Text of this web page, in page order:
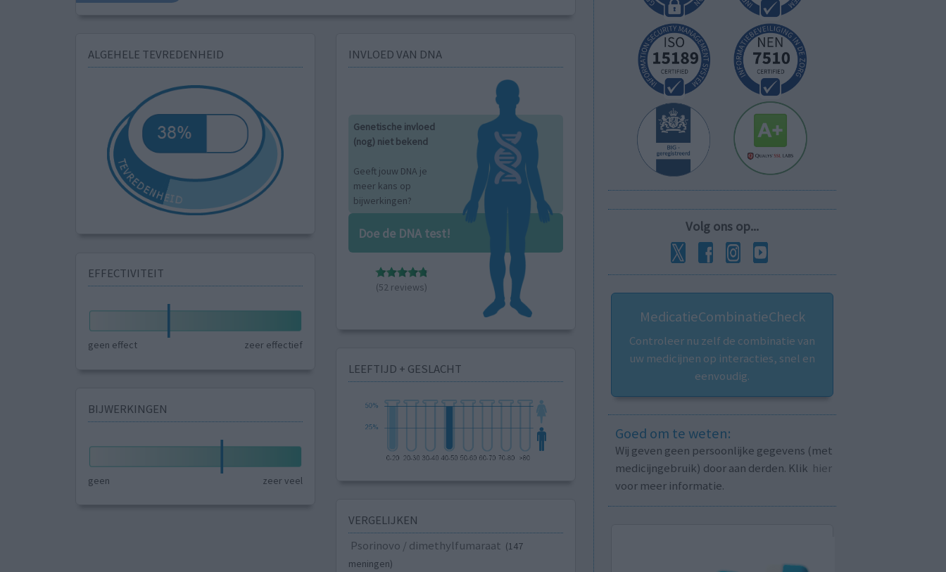
ALGEHELE TEVREDENHEID
EFFECTIVITEIT
geen effect zeer effectief
BIJWERKINGEN
geen zeer veel
INVLOED VAN DNA
Genetische invloed
(nog) niet bekend
Geeft jouw DNA je
meer kans op
bijwerkingen?
Doe de DNA test!
(52 reviews)
LEEFTIJD + GESLACHT
VERGELIJKEN
Psorinovo / dimethylfumaraat (147
meningen)
Volg ons op...
MedicatieCombinatieCheck
Controleer nu zelf de combinatie van
uw medicijnen op interacties, snel en
eenvoudig.
Goed om te weten:
Wij geven geen persoonlijke gegevens (met
medicijngebruik) door aan derden. Klik hier
voor meer informatie.